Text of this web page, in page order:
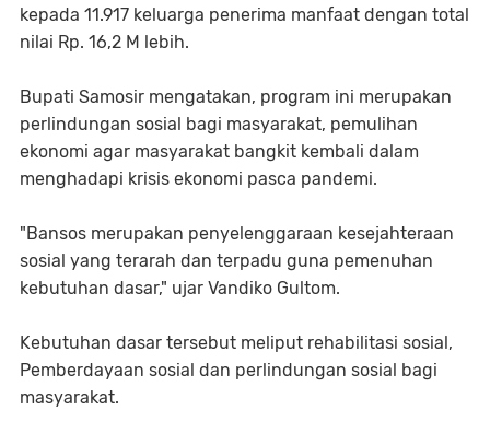
kepada 11.917 keluarga penerima manfaat dengan total
nilai Rp. 16,2 M lebih.
Bupati Samosir mengatakan, program ini merupakan
perlindungan sosial bagi masyarakat, pemulihan
ekonomi agar masyarakat bangkit kembali dalam
menghadapi krisis ekonomi pasca pandemi.
"Bansos merupakan penyelenggaraan kesejahteraan
sosial yang terarah dan terpadu guna pemenuhan
kebutuhan dasar," ujar Vandiko Gultom.
Kebutuhan dasar tersebut meliput rehabilitasi sosial,
Pemberdayaan sosial dan perlindungan sosial bagi
masyarakat.